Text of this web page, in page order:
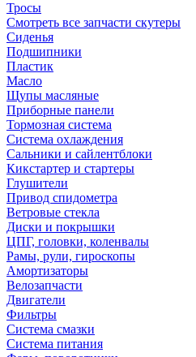
Тросы
Смотреть все запчасти скутеры
Сиденья
Подшипники
Пластик
Масло
Щупы масляные
Приборные панели
Тормозная система
Система охлаждения
Сальники и сайлентблоки
Кикстартер и стартеры
Глушители
Привод спидометра
Ветровые стекла
Диски и покрышки
ЦПГ, головки, коленвалы
Рамы, рули, гироскопы
Амортизаторы
Велозапчасти
Двигатели
Фильтры
Система смазки
Система питания